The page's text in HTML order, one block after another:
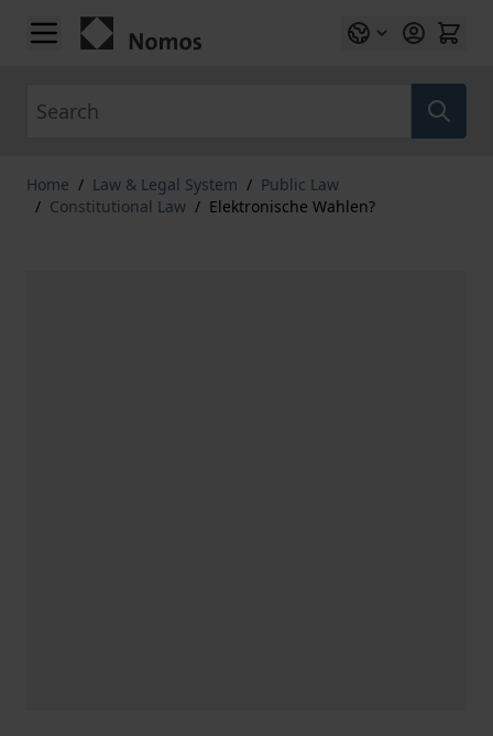
Skip to Content
Home / Law & Legal System / Public Law
/ Constitutional Law / Elektronische Wahlen?